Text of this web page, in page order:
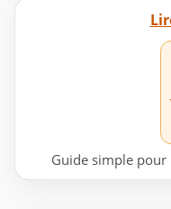
Guide simple pour